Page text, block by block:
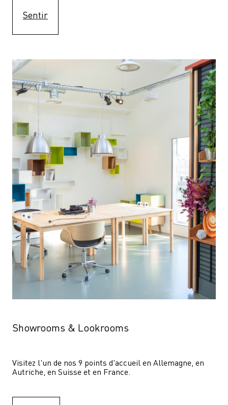
Sentir
Showrooms & Lookrooms
Visitez l'un de nos 9 points d'accueil en Allemagne, en
Autriche, en Suisse et en France.